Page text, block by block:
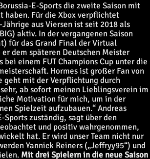
E-Sports die zweite Saison mit
haben. Für die Xbox verpflichtet
Jährige aus Viersen ist seit 2018 als
aktiv. In der vergangenen Saison
für das Grand Final der Virtual
dem späteren Deutschen Meister
einem FUT Champions Cup unter die
Hormes ist großer Fan von
geht mit der Verpflichtung durch
ab sofort meinen Lieblingsverein im
Motivation für mich, um in der
Spielzeit aufzubauen.“ Andreas
zuständig, sagt über den
und positiv wahrgenommen,
hat. Er wird unser Team nicht nur
Yannick Reiners („Jeffryy95“) und
Mit drei Spielern in die neue Saison